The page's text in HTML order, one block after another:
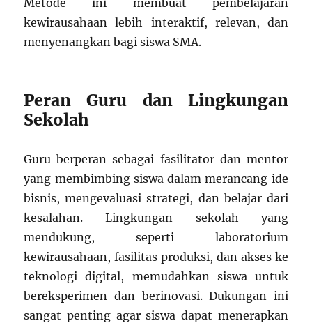
kewirausahaan lebih interaktif, relevan, dan
menyenangkan bagi siswa SMA.
Peran Guru dan Lingkungan
Sekolah
Guru berperan sebagai fasilitator dan mentor
yang membimbing siswa dalam merancang ide
bisnis, mengevaluasi strategi, dan belajar dari
kesalahan. Lingkungan sekolah yang
mendukung, seperti laboratorium
kewirausahaan, fasilitas produksi, dan akses ke
teknologi digital, memudahkan siswa untuk
bereksperimen dan berinovasi. Dukungan ini
sangat penting agar siswa dapat menerapkan